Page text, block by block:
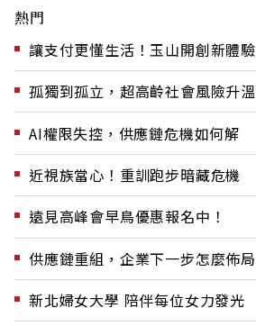
熱門
讓支付更懂生活！玉山開創新體驗
孤獨到孤立，超高齡社會風險升溫
AI權限失控，供應鏈危機如何解
近視族當心！重訓跑步暗藏危機
遠見高峰會早鳥優惠報名中！
供應鏈重組，企業下一步怎麼佈局
新北婦女大學 陪伴每位女力發光